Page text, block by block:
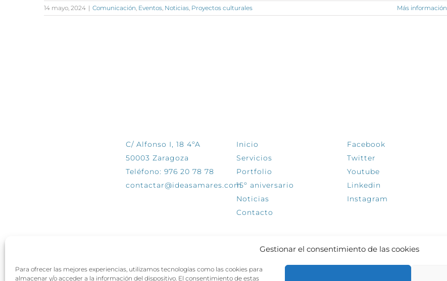
Gestionar el consentimiento de las cookies
Para ofrecer las mejores experiencias, utilizamos tecnologías como las cookies para
almacenar y/o acceder a la información del dispositivo. El consentimiento de estas
14 mayo, 2024 | Comunicación, Eventos, Noticias, Proyectos culturales Más información
C/ Alfonso I, 18 4ºA
50003 Zaragoza
Teléfono: 976 20 78 78
contactar@ideasamares.com
Inicio
Servicios
Portfolio
15º aniversario
Noticias
Contacto
Facebook
Twitter
Youtube
Linkedin
Instagram